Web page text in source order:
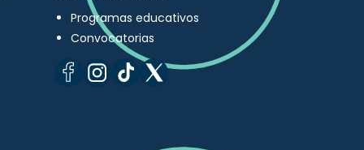
Programas educativos
Convocatorias